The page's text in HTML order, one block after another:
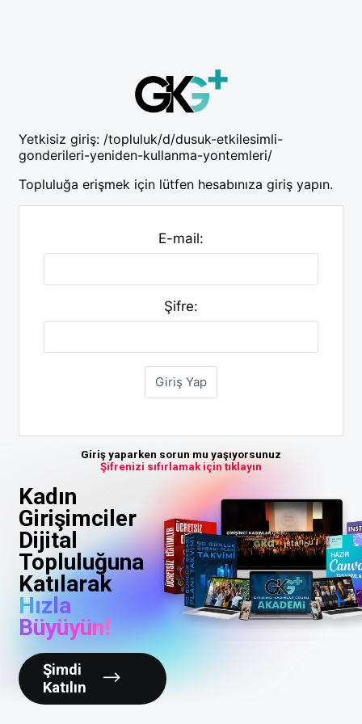
Yetkisiz giriş: /topluluk/d/dusuk-etkilesimli-
gonderileri-yeniden-kullanma-yontemleri/
Topluluğa erişmek için lütfen hesabınıza giriş yapın.
E-mail:
Şifre:
Giriş yaparken sorun mu yaşıyorsunuz
Şifrenizi sıfırlamak için tıklayın
Kadın
Girişimciler
Dijital
Topluluğuna
Katılarak
Hızla
Büyüyün!
Şimdi
Katılın